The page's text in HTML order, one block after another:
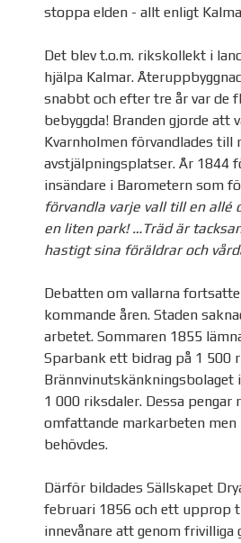
stoppa elden - allt enligt
Det blev t.o.m. rikskollekt i
hjälpa Kalmar.
snabbt och efter tre år var de
bebyggda! Branden gjorde att
Kvarnholmen förvandlades till
avstjälpningsplatser. År 1844
insändare i Barometern som
förvandla varje vall till en allé
en liten park! …Träd är
hastigt sina föräldrar och
Debatten om vallarna
kommande åren. Staden
arbetet. Sommaren 1855
Sparbank ett bidrag på 1 500
Brännvinutskänkningsbolaget
1 000 riksdaler. Dessa pengar
omfattande markarbeten
behövdes.
Därför bildades Sällskapet
februari 1856 och ett upprop
innevånare att genom frivilliga